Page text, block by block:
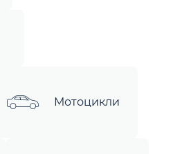
Мотоцикли